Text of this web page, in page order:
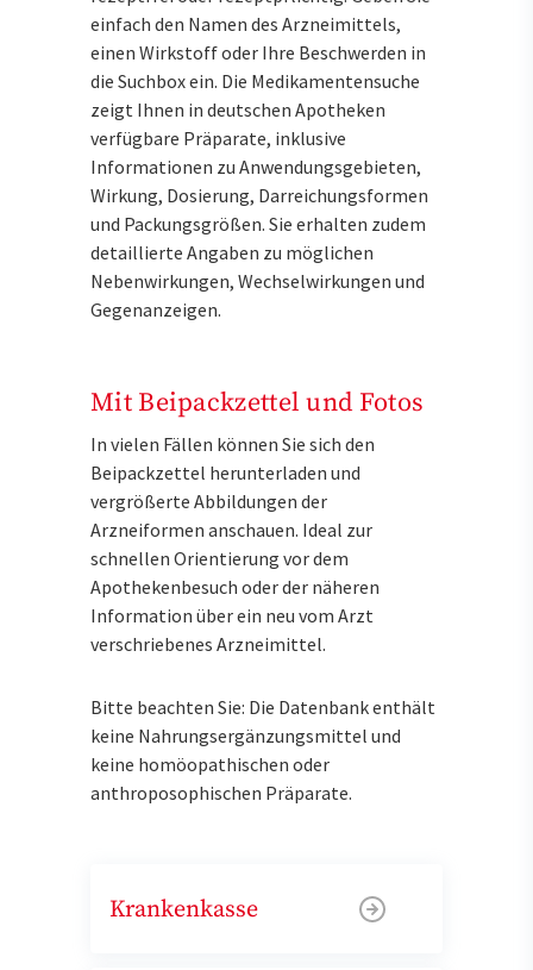
einfach den Namen des Arzneimittels,
einen Wirkstoff oder Ihre Beschwerden in
die Suchbox ein. Die Medikamentensuche
zeigt Ihnen in deutschen Apotheken
verfügbare Präparate, inklusive
Informationen zu Anwendungsgebieten,
Wirkung, Dosierung, Darreichungsformen
und Packungsgrößen. Sie erhalten zudem
detaillierte Angaben zu möglichen
Nebenwirkungen, Wechselwirkungen und
Gegenanzeigen.
Mit Beipackzettel und Fotos
In vielen Fällen können Sie sich den
Beipackzettel herunterladen und
vergrößerte Abbildungen der
Arzneiformen anschauen. Ideal zur
schnellen Orientierung vor dem
Apothekenbesuch oder der näheren
Information über ein neu vom Arzt
verschriebenes Arzneimittel.
Bitte beachten Sie: Die Datenbank enthält
keine Nahrungsergänzungsmittel und
keine homöopathischen oder
anthroposophischen Präparate.
Krankenkasse